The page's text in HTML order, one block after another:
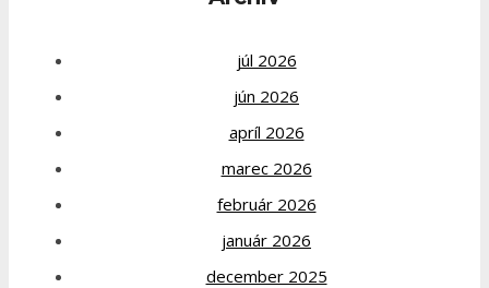
júl 2026
jún 2026
apríl 2026
marec 2026
február 2026
január 2026
december 2025